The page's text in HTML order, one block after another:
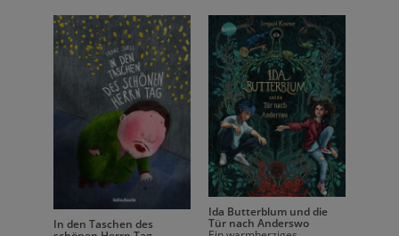
In den Taschen des
Ida Butterblum und die
Tür nach Anderswo